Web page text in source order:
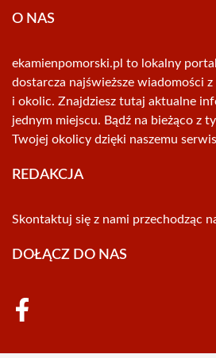
O NAS
ekamienpomorski.pl to lokalny
dostarcza najświeższe wiadomości
i okolic. Znajdziesz tutaj aktualne
jednym miejscu. Bądź na bieżąco z
Twojej okolicy dzięki naszemu
REDAKCJA
Skontaktuj się z nami przechodząc
DOŁĄCZ DO NAS